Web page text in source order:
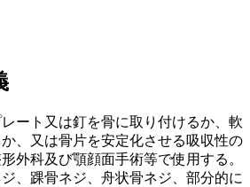
ート又は釘を骨に取り付けるか、軟
、又は骨片を安定化させる吸収性の
外科及び顎顔面手術等で使用する。
、踝骨ネジ、舟状骨ネジ、部分的に